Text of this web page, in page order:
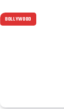
BOLLYWOOD